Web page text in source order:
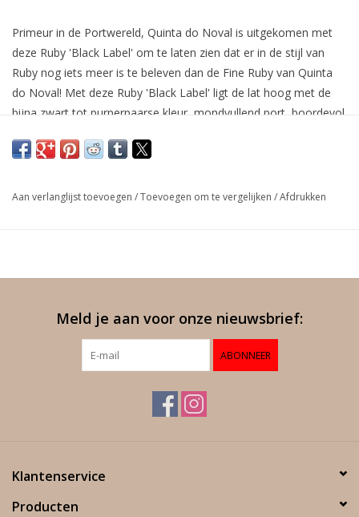
Primeur in de Portwereld, Quinta do Noval is uitgekomen met
deze Ruby 'Black Label' om te laten zien dat er in de stijl van
Ruby nog iets meer is te beleven dan de Fine Ruby van Quinta
do Noval! Met deze Ruby 'Black Label' ligt de lat hoog met de
bijna zwart tot purperpaarse kleur, mondvullend port, boordevol
opvallend pepperige afdronk en grote lengte.
Aan verlanglijst toevoegen /Toevoegen om te vergelijken /Afdrukken
Meld je aan voor onze nieuwsbrief:
ABONNEER
Klantenservice
Producten